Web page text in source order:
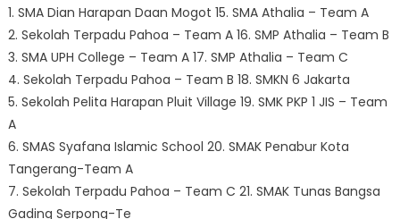
1. SMA Dian Harapan Daan Mogot 15. SMA Athalia – Team A
2. Sekolah Terpadu Pahoa – Team A 16. SMP Athalia – Team B
3. SMA UPH College – Team A 17. SMP Athalia – Team C
4. Sekolah Terpadu Pahoa – Team B 18. SMKN 6 Jakarta
5. Sekolah Pelita Harapan Pluit Village 19. SMK PKP 1 JIS – Team
A
6. SMAS Syafana Islamic School 20. SMAK Penabur Kota
Tangerang-Team A
7. Sekolah Terpadu Pahoa – Team C 21. SMAK Tunas Bangsa
Gading Serpong-Te